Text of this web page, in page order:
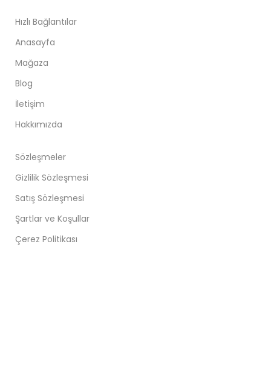
Hızlı Bağlantılar
Anasayfa
Mağaza
Blog
İletişim
Hakkımızda
Sözleşmeler
Gizlilik Sözleşmesi
Satış Sözleşmesi
Şartlar ve Koşullar
Çerez Politikası